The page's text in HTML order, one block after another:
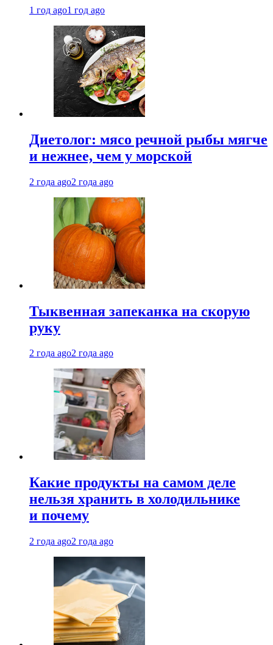
1 год ago1 год ago
Диетолог: мясо речной рыбы мягче
и нежнее, чем у морской
2 года ago2 года ago
Тыквенная запеканка на скорую
руку
2 года ago2 года ago
Какие продукты на самом деле
нельзя хранить в холодильнике
и почему
2 года ago2 года ago